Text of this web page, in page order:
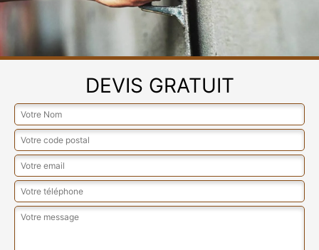
DEVIS GRATUIT